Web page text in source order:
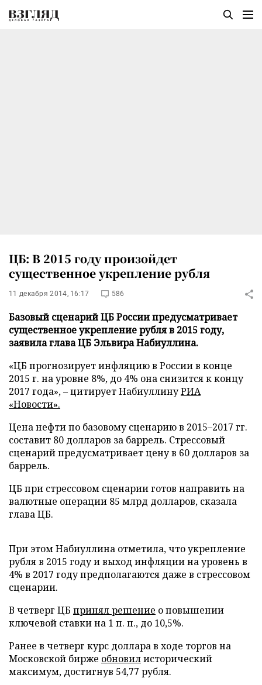
ЦБ: В 2015 году произойдет
существенное укрепление рубля
11 декабря 2014, 16:17 586
Базовый сценарий ЦБ России предусматривает
существенное укрепление рубля в 2015 году,
заявила глава ЦБ Эльвира Набиуллина.
«ЦБ прогнозирует инфляцию в России в конце
2015 г. на уровне 8%, до 4% она снизится к концу
2017 года»,–цитирует НабиуллинуРИА
«Новости».
Цена нефти по базовому сценарию в 2015–2017 гг.
составит 80 долларов за баррель. Стрессовый
сценарий предусматривает цену в 60 долларов за
баррель.
ЦБ при стрессовом сценарии готов направить на
валютные операции 85 млрд долларов, сказала
глава ЦБ.
При этом Набиуллина отметила, что укрепление
рубля в 2015 году и выход инфляции на уровень в
4% в 2017 году предполагаются даже в стрессовом
сценарии.
В четверг ЦБ принял решение о повышении
ключевой ставки на 1 п. п., до 10,5%.
Ранее в четверг курс доллара в ходе торгов на
Московской бирже обновилисторический
максимум, достигнув 54,77 рубля.